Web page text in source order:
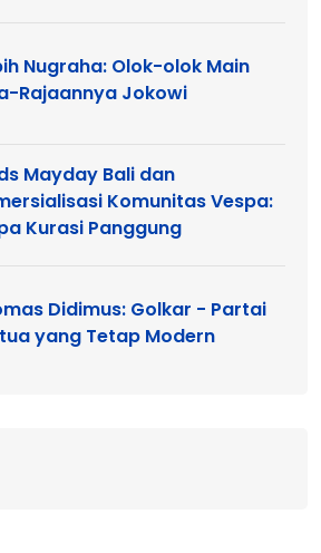
Nugraha: Olok-olok Main
Rajaannya Jokowi
Mayday Bali dan
Komunitas Vespa:
Kurasi Panggung
Didimus: Golkar - Partai
yang Tetap Modern